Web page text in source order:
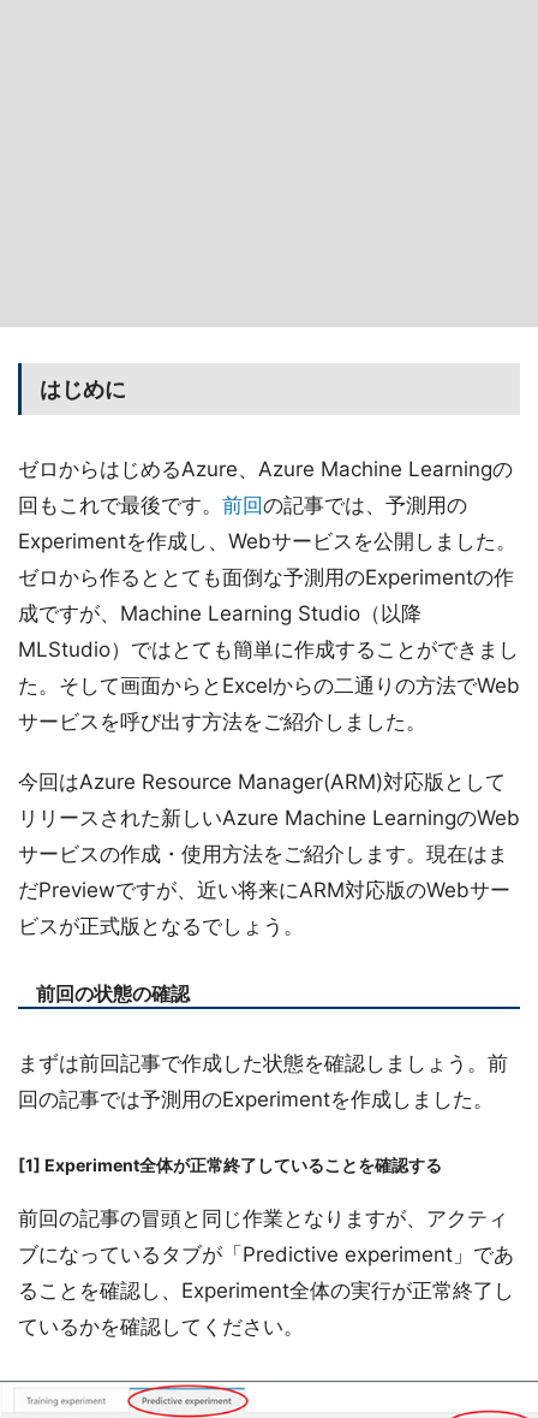
はじめに
ゼロからはじめるAzure、Azure Machine Learningの
回もこれで最後です。 前回の記事では、予測用の
Experimentを作成し、Webサービスを公開しました。
ゼロから作るととても面倒な予測用のExperimentの作
成ですが、Machine Learning Studio（以降
MLStudio）ではとても簡単に作成することができまし
た。そして画面からとExcelからの二通りの方法でWeb
サービスを呼び出す方法をご紹介しました。
今回はAzure Resource Manager(ARM)対応版として
リリースされた新しいAzure Machine LearningのWeb
サービスの作成・使用方法をご紹介します。現在はま
だPreviewですが、近い将来にARM対応版のWebサー
ビスが正式版となるでしょう。
前回の状態の確認
まずは前回記事で作成した状態を確認しましょう。前
回の記事では予測用のExperimentを作成しました。
[1] Experiment全体が正常終了していることを確認する
前回の記事の冒頭と同じ作業となりますが、アクティ
ブになっているタブが「Predictive experiment」であ
ることを確認し、Experiment全体の実行が正常終了し
ているかを確認してください。